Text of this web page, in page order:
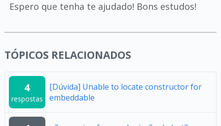
Espero que tenha te ajudado! Bons estudos!
TÓPICOS RELACIONADOS
4
respostas
[Dúvida] Unable to locate constructor for
embeddable